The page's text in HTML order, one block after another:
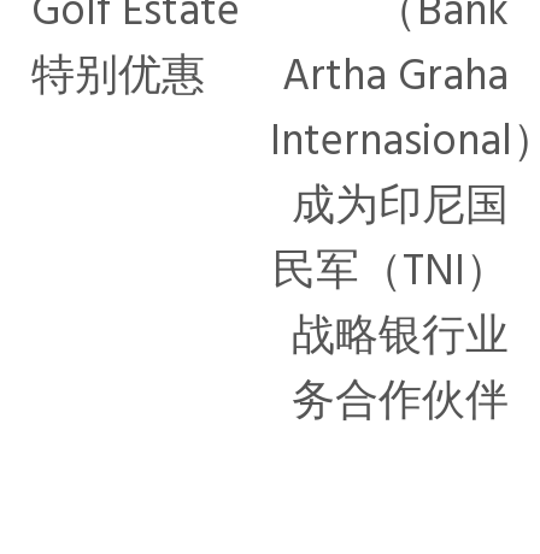
特别优惠
Artha Graha
Internasional
成为印尼国
民军（TNI）
战略银行业
务合作伙伴